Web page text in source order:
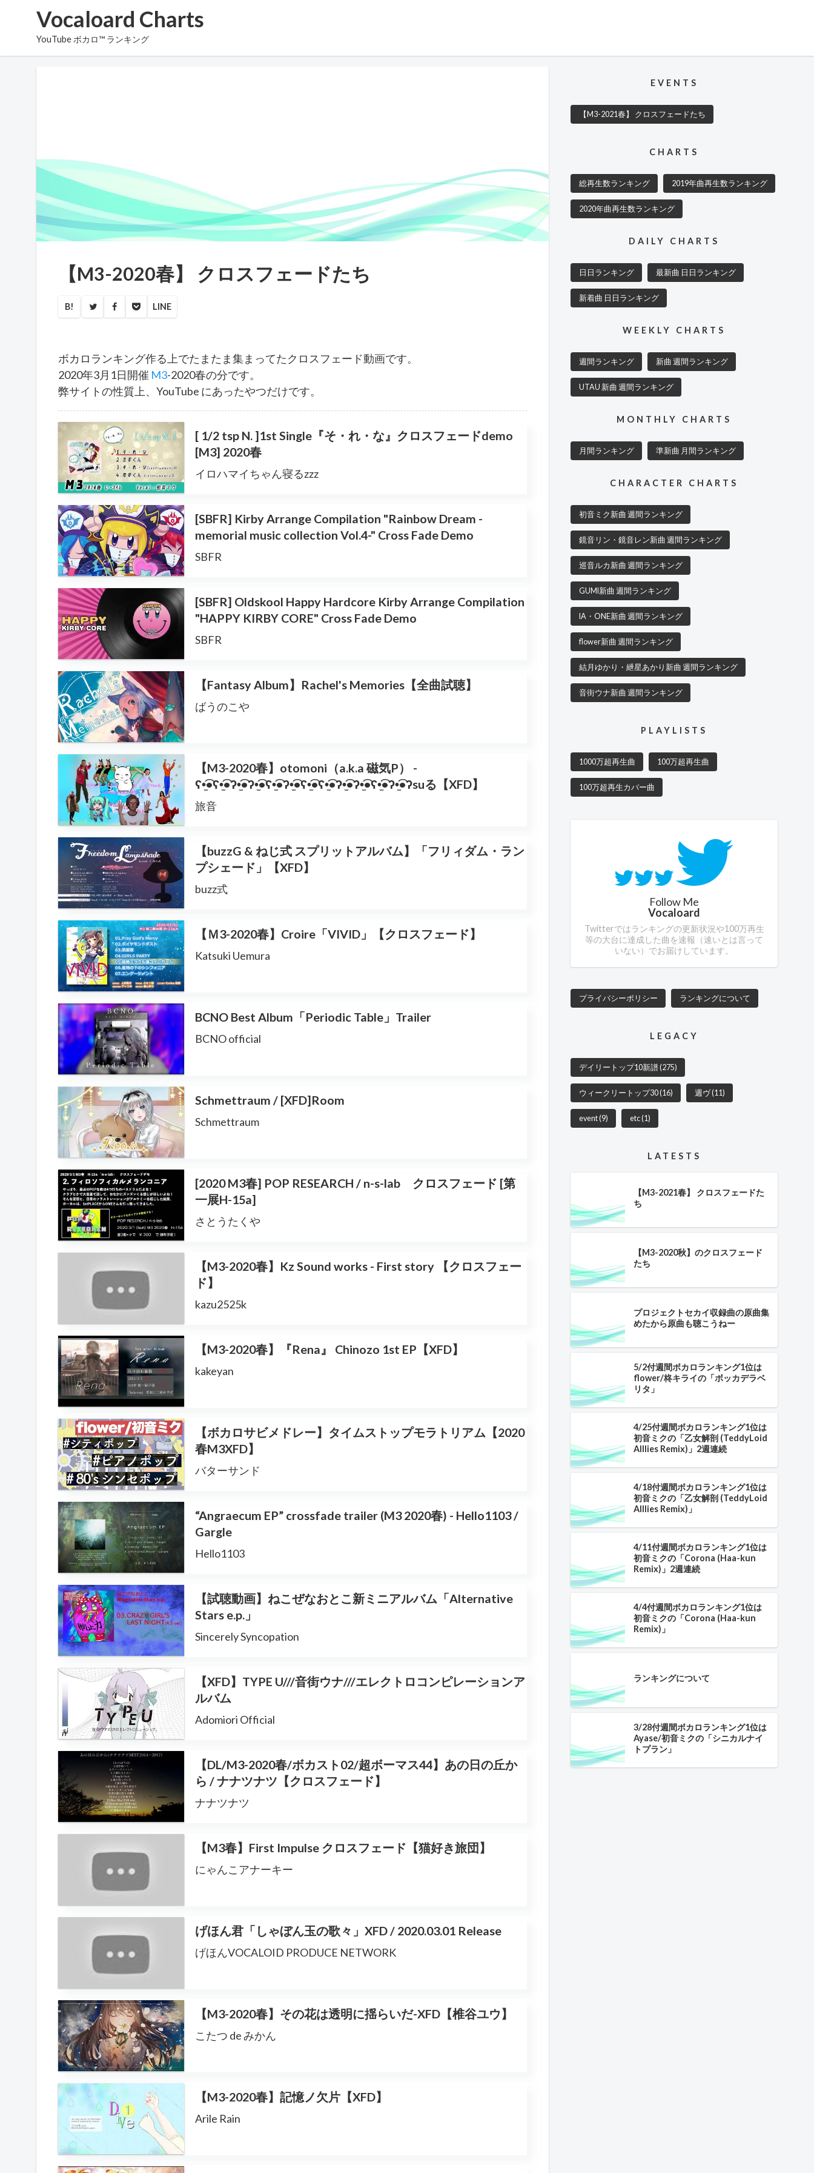
Vocaloard Charts
YouTube ボカロ™ ランキング
【M3-2020春】 クロスフェードたち
B! LINE
ボカロランキング作る上でたまたま集まってたクロスフェード動画です。
2020年3月1日開催 M3-2020春の分です。
弊サイトの性質上、YouTube にあったやつだけです。
[ 1/2 tsp N. ]1st Single『そ・れ・な』クロスフェードdemo
[M3] 2020春
イロハマイちゃん寝るzzz
[SBFR] Kirby Arrange Compilation "Rainbow Dream -
memorial music collection Vol.4-" Cross Fade Demo
SBFR
[SBFR] Oldskool Happy Hardcore Kirby Arrange Compilation
"HAPPY KIRBY CORE" Cross Fade Demo
SBFR
【Fantasy Album】Rachel's Memories【全曲試聴】
ばうのこや
【M3-2020春】otomoni（a.k.a 磁気P） -
ʕ•̫͡•ʕ•̫͡•ʔ•̫͡•ʔ•̫͡•ʕ•̫͡•ʔ•̫͡•ʕ•̫͡•ʕ•̫͡•ʔ•̫͡•ʔ•̫͡•ʕ•̫͡•ʔ•̫͡•ʔsuる【XFD】
旅音
【buzzG & ねじ式 スプリットアルバム】「フリィダム・ラン
プシェード」【XFD】
buzz式
【Ｍ3-2020春】Croire「VIVID」【クロスフェード】
Katsuki Uemura
BCNO Best Album「Periodic Table」Trailer
BCNO official
Schmettraum / [XFD]Room
Schmettraum
[2020 M3春] POP RESEARCH / n-s-lab クロスフェード [第
一展H-15a]
さとうたくや
【M3-2020春】Kz Sound works - First story 【クロスフェー
ド】
kazu2525k
【M3-2020春】『Rena』 Chinozo 1st EP【XFD】
kakeyan
【ボカロサビメドレー】タイムストップモラトリアム【2020
春M3XFD】
バターサンド
“Angraecum EP” crossfade trailer (M3 2020春) - Hello1103 /
Gargle
Hello1103
【試聴動画】ねこぜなおとこ新ミニアルバム「Alternative
Stars e.p.」
Sincerely Syncopation
【XFD】TYPE U///音街ウナ///エレクトロコンピレーションア
ルバム
Adomiori Official
【DL/M3-2020春/ボカスト02/超ボーマス44】あの日の丘か
ら / ナナツナツ【クロスフェード】
ナナツナツ
【M3春】First Impulse クロスフェード【猫好き旅団】
にゃんこアナーキー
げほん君「しゃぼん玉の歌々」XFD / 2020.03.01 Release
げほんVOCALOID PRODUCE NETWORK
【M3-2020春】その花は透明に揺らいだ-XFD【椎谷ユウ】
こたつ de みかん
【M3-2020春】記憶ノ欠片【XFD】
Arile Rain
EVENTS
【M3-2021春】 クロスフェードたち
CHARTS
総再生数ランキング 2019年曲再生数ランキング
2020年曲再生数ランキング
DAILY CHARTS
日日ランキング 最新曲 日日ランキング
新着曲 日日ランキング
WEEKLY CHARTS
週間ランキング 新曲 週間ランキング
UTAU 新曲 週間ランキング
MONTHLY CHARTS
月間ランキング 準新曲 月間ランキング
CHARACTER CHARTS
初音ミク新曲 週間ランキング
鏡音リン・鏡音レン新曲 週間ランキング
巡音ルカ新曲 週間ランキング
GUMI新曲 週間ランキング
IA・ONE新曲 週間ランキング
flower新曲 週間ランキング
結月ゆかり・紲星あかり新曲 週間ランキング
音街ウナ新曲 週間ランキング
PLAYLISTS
1000万超再生曲 100万超再生曲
100万超再生カバー曲
Follow Me
Vocaloard
Twitterではランキングの更新状況や100万再生
等の大台に達成した曲を速報（速いとは言って
いない）でお届けしています。
プライバシーポリシー ランキングについて
LEGACY
デイリートップ10新譜(275)
ウィークリートップ30(16) 週ヴ(11)
event(9) etc(1)
LATESTS
【M3-2021春】 クロスフェードた
ち
【M3-2020秋】のクロスフェード
たち
プロジェクトセカイ収録曲の原曲集
めたから原曲も聴こうねー
5/2付週間ボカロランキング1位は
flower/柊キライの「ボッカデラベ
リタ」
4/25付週間ボカロランキング1位は
初音ミクの「乙女解剖 (TeddyLoid
Alllies Remix)」2週連続
4/18付週間ボカロランキング1位は
初音ミクの「乙女解剖 (TeddyLoid
Alllies Remix)」
4/11付週間ボカロランキング1位は
初音ミクの「Corona (Haa-kun
Remix)」2週連続
4/4付週間ボカロランキング1位は
初音ミクの「Corona (Haa-kun
Remix)」
ランキングについて
3/28付週間ボカロランキング1位は
Ayase/初音ミクの「シニカルナイ
トプラン」